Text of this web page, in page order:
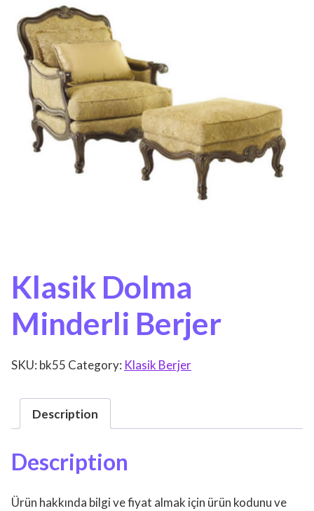
Klasik Dolma
Minderli Berjer
SKU: bk55 Category: Klasik Berjer
Description
Description
Ürün hakkında bilgi ve fiyat almak için ürün kodunu ve